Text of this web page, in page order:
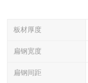
板材厚度
扁钢宽度
扁钢间距